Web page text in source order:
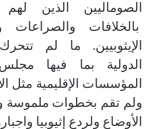
الصوماليين الذين لهم
بالخلافات
الإيثوبيين. ما لم
الدولية بما فيها
المؤسسات الإقليمية مثل
ولم تقم بخطوات ملموسة
الأوضاع ولردع إثيوبيا